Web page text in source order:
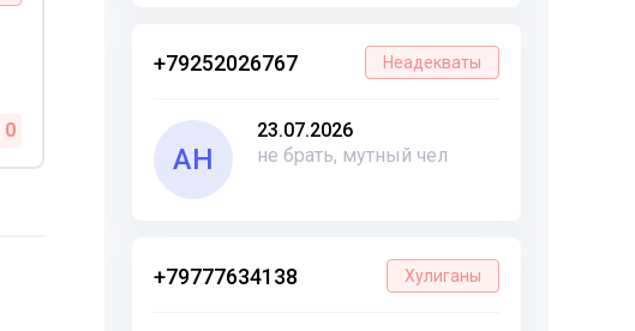
+79252026767 Неадекваты
АН
23.07.2026
не брать, мутный чел
+79777634138 Хулиганы
0